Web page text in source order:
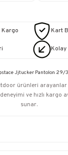
Kargo Kart
Kolay
ürünleri
ve hızlı kargo
sunar.